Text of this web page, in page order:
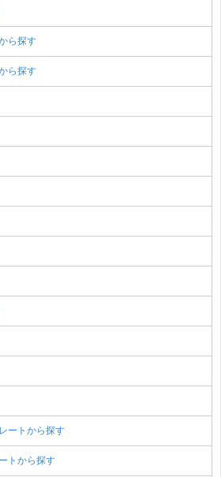
ら探す
ら探す
ートから探す
トから探す